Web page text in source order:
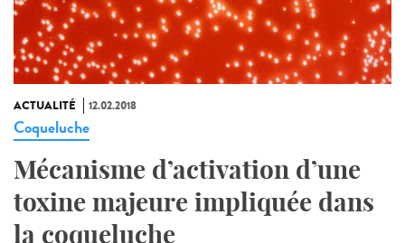
ACTUALITÉ 12.02.2018
Coqueluche
Mécanisme d’activation d’une
toxine majeure impliquée dans
la coqueluche